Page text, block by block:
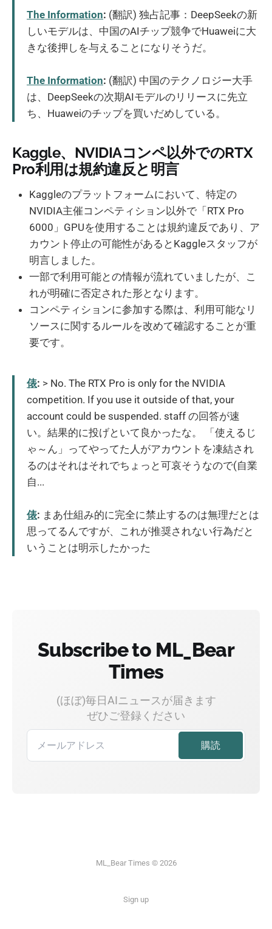
The Information: (翻訳) 独占記事：DeepSeekの新
しいモデルは、中国のAIチップ競争でHuaweiに大
きな後押しを与えることになりそうだ。
The Information: (翻訳) 中国のテクノロジー大手
は、DeepSeekの次期AIモデルのリリースに先立
ち、Huaweiのチップを買いだめしている。
Kaggle、NVIDIAコンペ以外でのRTX
Pro利用は規約違反と明言
Kaggleのプラットフォームにおいて、特定の
NVIDIA主催コンペティション以外で「RTX Pro
6000」GPUを使用することは規約違反であり、ア
カウント停止の可能性があるとKaggleスタッフが
明言しました。
一部で利用可能との情報が流れていましたが、こ
れが明確に否定された形となります。
コンペティションに参加する際は、利用可能なリ
ソースに関するルールを改めて確認することが重
要です。
俵: > No. The RTX Pro is only for the NVIDIA
competition. If you use it outside of that, your
account could be suspended. staff の回答が速
い。結果的に投げといて良かったな。 「使えるじ
ゃ～ん」ってやってた人がアカウントを凍結され
るのはそれはそれでちょっと可哀そうなので(自業
自...
俵: まあ仕組み的に完全に禁止するのは無理だとは
思ってるんですが、これが推奨されない行為だと
いうことは明示したかった
Subscribe to ML_Bear
Times
(ほぼ)毎日AIニュースが届きます
ぜひご登録ください
ML_Bear Times © 2026
Sign up